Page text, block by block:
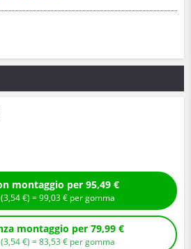
Compra con montaggio per 95,49 €
+ Ecotassa: (3,54€ ) =99,03€ per gomma
Compra senza montaggio per 79,99 €
+ Ecotassa: (3,54€ ) =83,53 € per gomma